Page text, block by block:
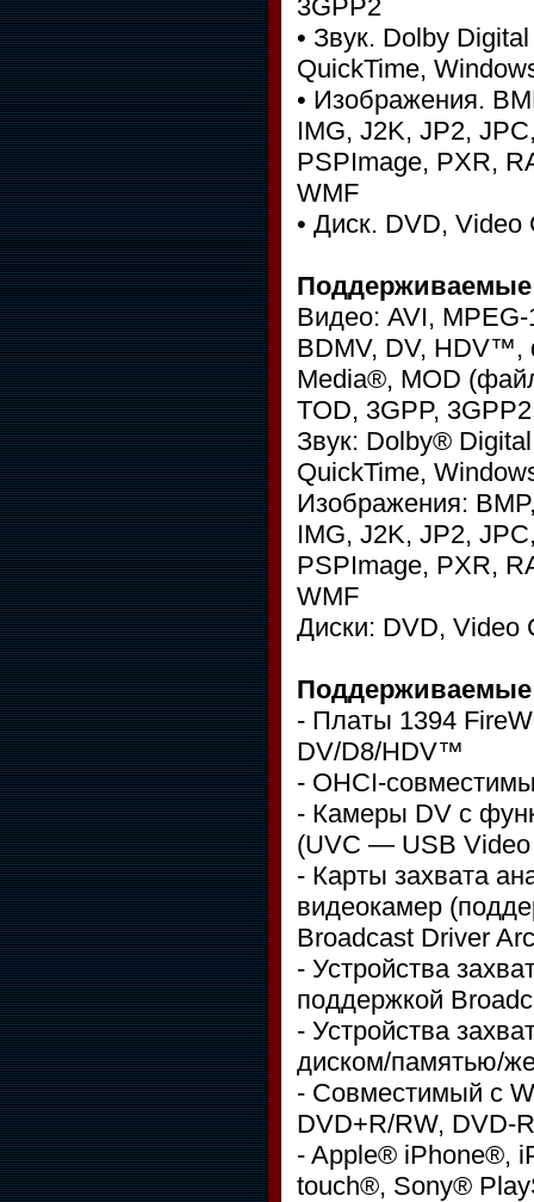
3GPP2
• Звук. Dolby
QuickTime,
• Изображения.
IMG, J2K, JP2,
PSPImage, PXR,
WMF
• Диск. DVD,
Видео: AVI,
BDMV, DV, HDV™,
Media®, MOD
TOD, 3GPP, 3GPP2
Звук: Dolby®
QuickTime,
Изображения:
IMG, J2K, JP2,
PSPImage, PXR,
WMF
Диски: DVD, Video
Поддерживаемые
- Платы 1394
DV/D8/HDV™
- OHCI-
- Камеры DV с
(UVC — USB Video
- Карты захвата
видеокамер
Broadcast Driver
- Устройства
поддержкой
- Устройства
диском/памятью/
- Совместимый с
DVD+R/RW, DVD-
- Apple® iPhone®,
touch®, Sony®